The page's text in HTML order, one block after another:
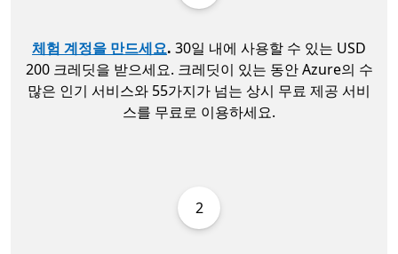
체험 계정을 만드세요. 30일 내에 사용할 수 있는 USD
200 크레딧을 받으세요. 크레딧이 있는 동안 Azure의 수
많은 인기 서비스와 55가지가 넘는 상시 무료 제공 서비
스를 무료로 이용하세요.
2